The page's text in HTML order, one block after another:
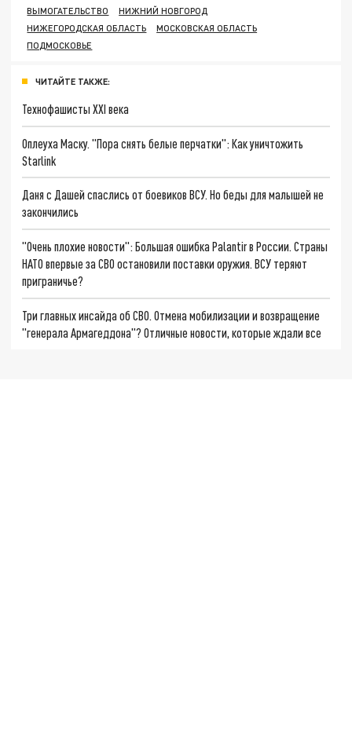
ВЫМОГАТЕЛЬСТВО
НИЖНИЙ НОВГОРОД
НИЖЕГОРОДСКАЯ ОБЛАСТЬ
МОСКОВСКАЯ ОБЛАСТЬ
ПОДМОСКОВЬЕ
ЧИТАЙТЕ ТАКЖЕ:
Технофашисты XXI века
Оплеуха Маску. "Пора снять белые перчатки": Как уничтожить
Starlink
Даня с Дашей спаслись от боевиков ВСУ. Но беды для малышей не
закончились
"Очень плохие новости": Большая ошибка Palantir в России. Страны
НАТО впервые за СВО остановили поставки оружия. ВСУ теряют
приграничье?
Три главных инсайда об СВО. Отмена мобилизации и возвращение
"генерала Армагеддона"? Отличные новости, которые ждали все